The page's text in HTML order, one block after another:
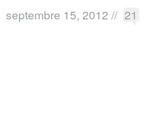
septembre 15, 2012 // 21